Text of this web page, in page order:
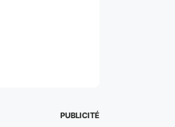
PUBLICITÉ